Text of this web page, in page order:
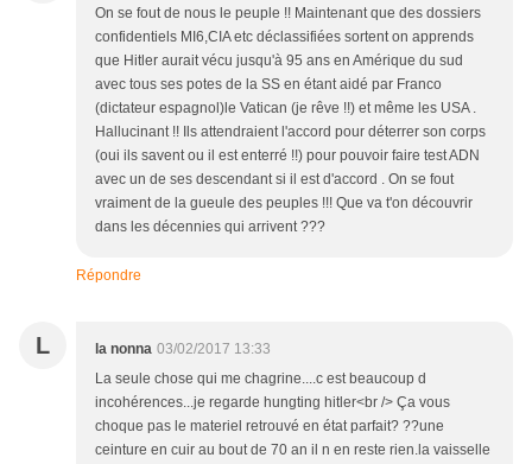
On se fout de nous le peuple !! Maintenant que des dossiers
confidentiels MI6,CIA etc déclassifiées sortent on apprends
que Hitler aurait vécu jusqu'à 95 ans en Amérique du sud
avec tous ses potes de la SS en étant aidé par Franco
(dictateur espagnol)le Vatican (je rêve !!) et même les USA .
Hallucinant !! Ils attendraient l'accord pour déterrer son corps
(oui ils savent ou il est enterré !!) pour pouvoir faire test ADN
avec un de ses descendant si il est d'accord . On se fout
vraiment de la gueule des peuples !!! Que va t'on découvrir
dans les décennies qui arrivent ???
Répondre
L la nonna 03/02/2017 13:33
La seule chose qui me chagrine....c est beaucoup d
incohérences...je regarde hungting hitler<br /> Ça vous
choque pas le materiel retrouvé en état parfait? ??une
ceinture en cuir au bout de 70 an il n en reste rien.la vaisselle